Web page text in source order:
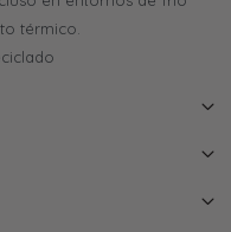
térmico.